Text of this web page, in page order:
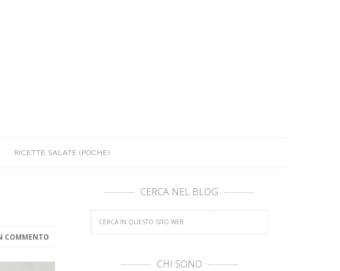
RICETTE SALATE (POCHE)
COMMENTO
CERCA NEL BLOG
CHI SONO